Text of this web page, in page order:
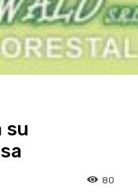
su
80